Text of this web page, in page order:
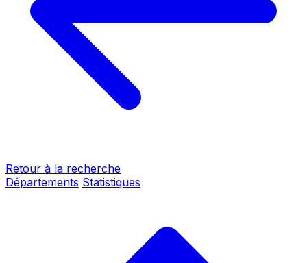
Retour à la recherche
Départements Statistiques